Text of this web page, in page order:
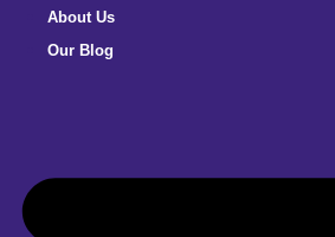
About Us
Our Blog